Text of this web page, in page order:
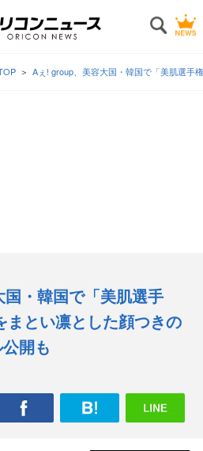
Aぇ! group、美容大国・韓国で「美肌選手
・韓国で「美肌選手
まとい凛とした顔つきの
開も